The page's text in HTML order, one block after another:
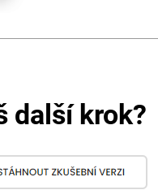
další krok?